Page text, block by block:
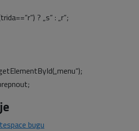
? „s“ : „r“;
bugu